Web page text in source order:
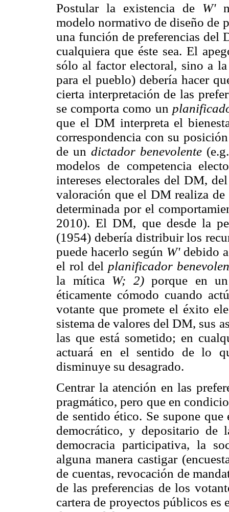
Postular la existencia de W'
modelo normativo de diseño de
una función de preferencias del
cualquiera que éste sea. El
sólo al factor electoral, sino a
para el pueblo) debería hacer
cierta interpretación de las
se comporta como un
que el DM interpreta el
correspondencia con su
de undictador benevolente
modelos de competencia
intereses electorales del DM,
valoración que el DM realiza
determinada por el
2010). El DM, que desde la
(1954) debería distribuir los
puede hacerlo según W'debido
el rol del planificador
la mítica W; 2) porque en
éticamente cómodo cuando
votante que promete el éxito
sistema de valores del DM, sus
las que está sometido; en
actuará en el sentido de lo
disminuye su desagrado.
Centrar la atención en las
pragmático, pero que en
de sentido ético. Se supone
democrático, y depositario de
democracia participativa, la
alguna manera castigar
de cuentas, revocación de
de las preferencias de los
cartera de proyectos públicos